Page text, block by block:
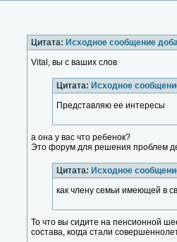
Цитата: Исходное сообщение
Vital, вы с ваших слов
Цитата: Исходное
Представляю ее интересы
а она у вас что ребенок?
Это форум для решения проблем
Цитата: Исходное
как члену семьи имеющей в
То что вы сидите на пенсионной
состава, когда стали